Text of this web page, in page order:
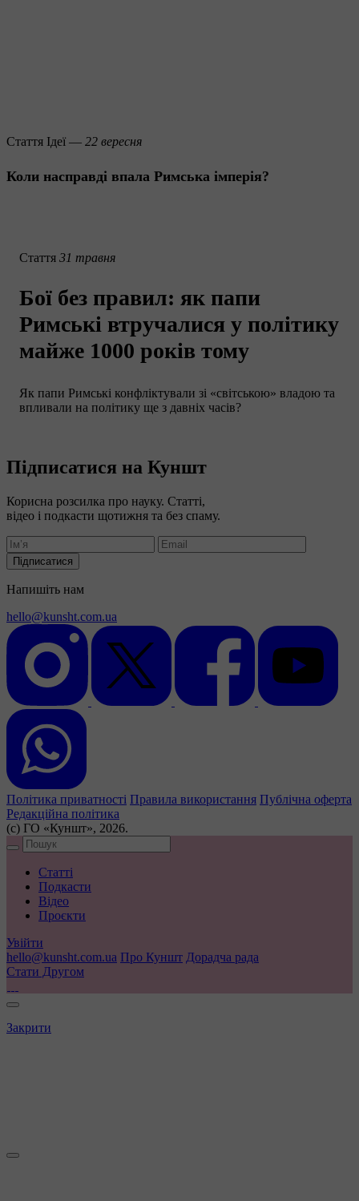
Стаття Ідеї — 22 вересня
Коли насправді впала Римська імперія?
Стаття 31 травня
Бої без правил: як папи
Римські втручалися у політику
майже 1000 років тому
Як папи Римські конфліктували зі «світською» владою та
впливали на політику ще з давніх часів?
Підписатися на Куншт
Корисна розсилка про науку. Статті,
відео і подкасти щотижня та без спаму.
Підписатися
Напишіть нам
hello@kunsht.com.ua
Політика приватності Правила використання Публічна оферта
Редакційна політика
(с) ГО «Куншт», 2026.
Статті
Подкасти
Відео
Проєкти
Увійти
hello@kunsht.com.ua Про Куншт Дорадча рада
Стати Другом
Закрити